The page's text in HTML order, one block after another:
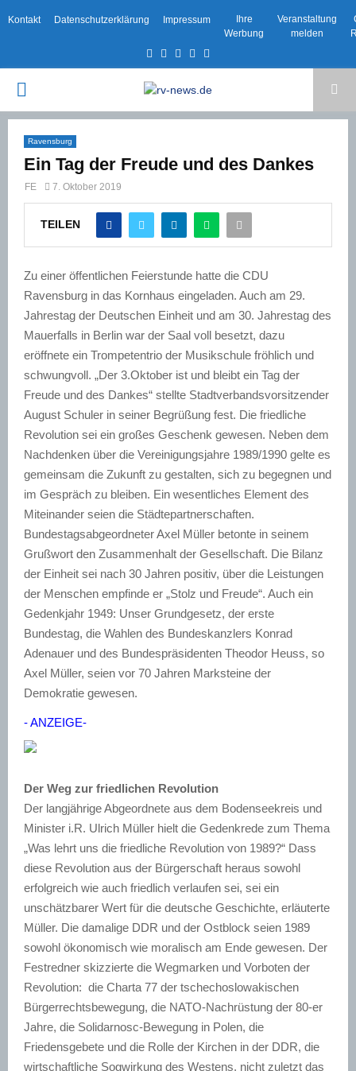
Kontakt Datenschutzerklärung Impressum
Ihre
Werbung
Veranstaltung
melden
Facebook
TwitterInstagram
Email
PRIMARY
MENU
Ravensburg
Ein Tag der Freude und des Dankes
FE 7. Oktober 2019
TEILEN
Zu einer öffentlichen Feierstunde hatte die CDU
Ravensburg in das Kornhaus eingeladen. Auch am 29.
Jahrestag der Deutschen Einheit und am 30. Jahrestag des
Mauerfalls in Berlin war der Saal voll besetzt, dazu
eröffnete ein Trompetentrio der Musikschule fröhlich und
schwungvoll. „Der 3.Oktober ist und bleibt ein Tag der
Freude und des Dankes“ stellte Stadtverbandsvorsitzender
August Schuler in seiner Begrüßung fest. Die friedliche
Revolution sei ein großes Geschenk gewesen. Neben dem
Nachdenken über die Vereinigungsjahre 1989/1990 gelte es
gemeinsam die Zukunft zu gestalten, sich zu begegnen und
im Gespräch zu bleiben. Ein wesentliches Element des
Miteinander seien die Städtepartnerschaften.
Bundestagsabgeordneter Axel Müller betonte in seinem
Grußwort den Zusammenhalt der Gesellschaft. Die Bilanz
der Einheit sei nach 30 Jahren positiv, über die Leistungen
der Menschen empfinde er „Stolz und Freude“. Auch ein
Gedenkjahr 1949: Unser Grundgesetz, der erste
Bundestag, die Wahlen des Bundeskanzlers Konrad
Adenauer und des Bundespräsidenten Theodor Heuss, so
Axel Müller, seien vor 70 Jahren Marksteine der
Demokratie gewesen.
- ANZEIGE-
Der Weg zur friedlichen Revolution
Der langjährige Abgeordnete aus dem Bodenseekreis und
Minister i.R. Ulrich Müller hielt die Gedenkrede zum Thema
„Was lehrt uns die friedliche Revolution von 1989?“ Dass
diese Revolution aus der Bürgerschaft heraus sowohl
erfolgreich wie auch friedlich verlaufen sei, sei ein
unschätzbarer Wert für die deutsche Geschichte, erläuterte
Müller. Die damalige DDR und der Ostblock seien 1989
sowohl ökonomisch wie moralisch am Ende gewesen. Der
Festredner skizzierte die Wegmarken und Vorboten der
Revolution: die Charta 77 der tschechoslowakischen
Bürgerrechtsbewegung, die NATO-Nachrüstung der 80-er
Jahre, die Solidarnosc-Bewegung in Polen, die
Friedensgebete und die Rolle der Kirchen in der DDR, die
wirtschaftliche Sogwirkung des Westens, nicht zuletzt das